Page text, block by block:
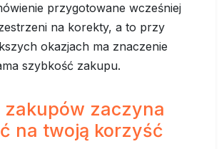
przygotowane wcześniej
na korekty, a to przy
okazjach ma znaczenie
szybkość zakupu.
zakupów zaczyna
na twoją korzyść